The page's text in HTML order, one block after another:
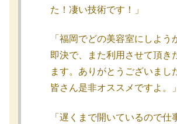
た！凄い技術です！」
「福岡でどの美容室にしよう
即決で、また利用させて頂き
ます。ありがとうございまし
皆さん是非オススメですよ。」
「遅くまで開いているので仕